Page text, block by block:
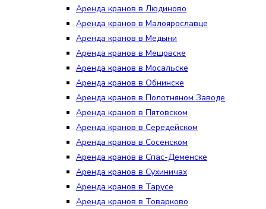
Аренда кранов в Людиново
Аренда кранов в Малоярославце
Аренда кранов в Медыни
Аренда кранов в Мещовске
Аренда кранов в Мосальске
Аренда кранов в Обнинске
Аренда кранов в Полотняном Заводе
Аренда кранов в Пятовском
Аренда кранов в Середейском
Аренда кранов в Сосенском
Аренда кранов в Спас-Деменске
Аренда кранов в Сухиничах
Аренда кранов в Тарусе
Аренда кранов в Товарково